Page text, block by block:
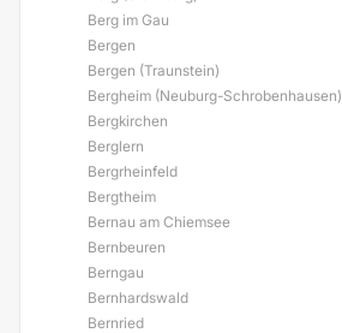
Berg im Gau
Bergen
Bergen (Traunstein)
Bergheim (Neuburg-Schrobenhausen)
Bergkirchen
Berglern
Bergrheinfeld
Bergtheim
Bernau am Chiemsee
Bernbeuren
Berngau
Bernhardswald
Bernried